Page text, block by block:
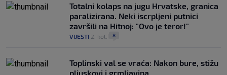
Totalni kolaps na jugu Hrvatske, granica
paralizirana. Neki iscrpljeni putnici
završili na Hitnoj: "Ovo je teror!"
VIJESTI 2. kol. 8
Toplinski val se vraća: Nakon bure, stižu
pljuskovi i grmljavina